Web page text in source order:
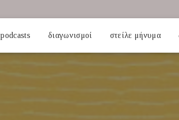
podcasts διαγωνισμοί στείλε μήνυμα